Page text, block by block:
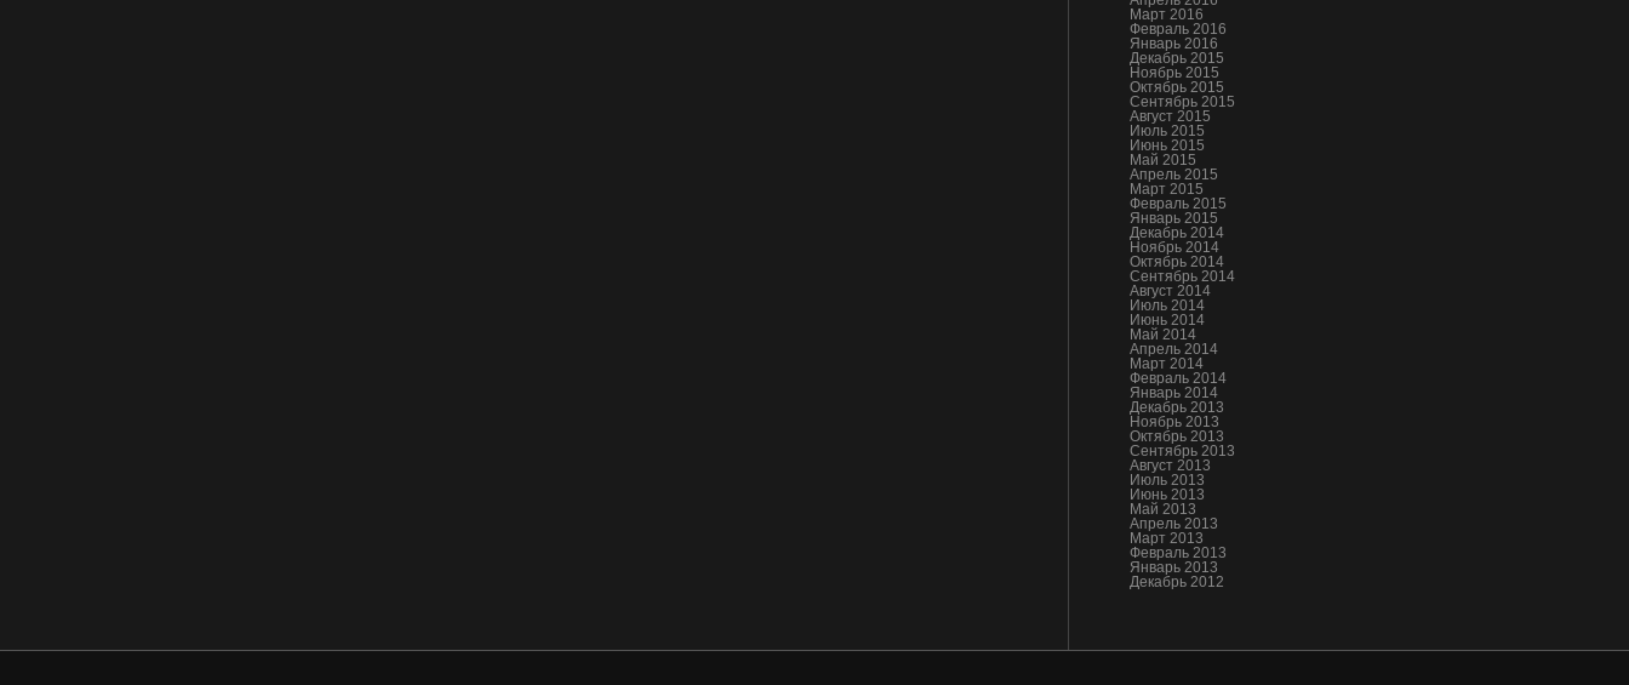
Март 2016
Февраль 2016
Январь 2016
Декабрь 2015
Ноябрь 2015
Октябрь 2015
Сентябрь 2015
Август 2015
Июль 2015
Июнь 2015
Май 2015
Апрель 2015
Март 2015
Февраль 2015
Январь 2015
Декабрь 2014
Ноябрь 2014
Октябрь 2014
Сентябрь 2014
Август 2014
Июль 2014
Июнь 2014
Май 2014
Апрель 2014
Март 2014
Февраль 2014
Январь 2014
Декабрь 2013
Ноябрь 2013
Октябрь 2013
Сентябрь 2013
Август 2013
Июль 2013
Июнь 2013
Май 2013
Апрель 2013
Март 2013
Февраль 2013
Январь 2013
Декабрь 2012